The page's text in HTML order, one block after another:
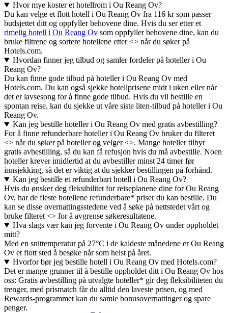
Hvor mye koster et hotellrom i Ou Reang Ov?
Du kan velge et flott hotell i Ou Reang Ov fra 116 kr som passer
budsjettet ditt og oppfyller behovene dine. Hvis du ser etter et
rimelig hotell i Ou Reang Ov som oppfyller behovene dine, kan du
bruke filtrene og sortere hotellene etter <> når du søker på
Hotels.com.
Hvordan finner jeg tilbud og samler fordeler på hoteller i Ou
Reang Ov?
Du kan finne gode tilbud på hoteller i Ou Reang Ov med
Hotels.com. Du kan også sjekke hotellprisene midt i uken eller når
det er lavsesong for å finne gode tilbud. Hvis du vil bestille en
spontan reise, kan du sjekke ut våre siste liten-tilbud på hoteller i Ou
Reang Ov.
Kan jeg bestille hoteller i Ou Reang Ov med gratis avbestilling?
For å finne refunderbare hoteller i Ou Reang Ov bruker du filteret
<> når du søker på hoteller og velger <>. Mange hoteller tilbyr
gratis avbestilling, så du kan få refusjon hvis du må avbestille. Noen
hoteller krever imidlertid at du avbestiller minst 24 timer før
innsjekking, så det er viktig at du sjekker bestillingen på forhånd.
Kan jeg bestille et refunderbart hotell i Ou Reang Ov?
Hvis du ønsker deg fleksibilitet for reiseplanene dine for Ou Reang
Ov, har de fleste hotellene refunderbare* priser du kan bestille. Du
kan se disse overnattingsstedene ved å søke på nettstedet vårt og
bruke filteret <> for å avgrense søkeresultatene.
Hva slags vær kan jeg forvente i Ou Reang Ov under oppholdet
mitt?
Med en snittemperatur på 27°C i de kaldeste månedene er Ou Reang
Ov et flott sted å besøke når som helst på året.
Hvorfor bør jeg bestille hotell i Ou Reang Ov med Hotels.com?
Det er mange grunner til å bestille oppholdet ditt i Ou Reang Ov hos
oss: Gratis avbestilling på utvalgte hoteller* gir deg fleksibiliteten du
trenger, med prismatch får du alltid den laveste prisen, og med
Rewards-programmet kan du samle bonusovernattinger og spare
penger.